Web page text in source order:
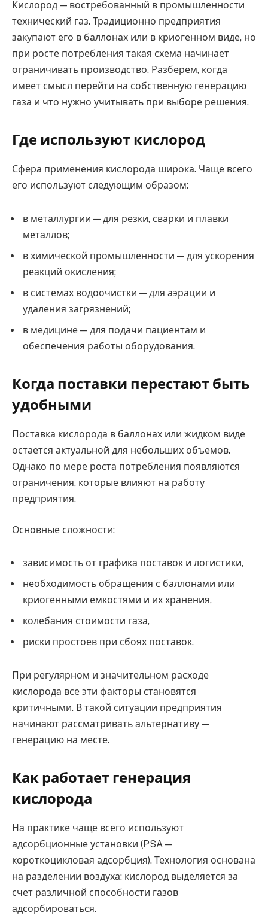
Кислород — востребованный в промышленности
технический газ. Традиционно предприятия
закупают его в баллонах или в криогенном виде, но
при росте потребления такая схема начинает
ограничивать производство. Разберем, когда
имеет смысл перейти на собственную генерацию
газа и что нужно учитывать при выборе решения.
Где используют кислород
Сфера применения кислорода широка. Чаще всего
его используют следующим образом:
в металлургии — для резки, сварки и плавки
металлов;
в химической промышленности — для ускорения
реакций окисления;
в системах водоочистки — для аэрации и
удаления загрязнений;
в медицине — для подачи пациентам и
обеспечения работы оборудования.
Когда поставки перестают быть
удобными
Поставка кислорода в баллонах или жидком виде
остается актуальной для небольших объемов.
Однако по мере роста потребления появляются
ограничения, которые влияют на работу
предприятия.
Основные сложности:
зависимость от графика поставок и логистики,
необходимость обращения с баллонами или
криогенными емкостями и их хранения,
колебания стоимости газа,
риски простоев при сбоях поставок.
При регулярном и значительном расходе
кислорода все эти факторы становятся
критичными. В такой ситуации предприятия
начинают рассматривать альтернативу —
генерацию на месте.
Как работает генерация
кислорода
На практике чаще всего используют
адсорбционные установки (PSA —
короткоцикловая адсорбция). Технология основана
на разделении воздуха: кислород выделяется за
счет различной способности газов
адсорбироваться.